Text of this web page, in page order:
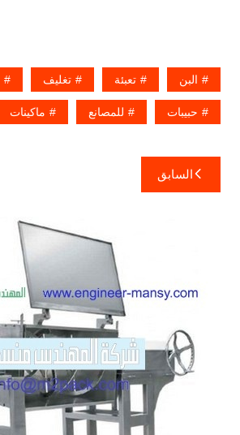
البن تعبئة تغليف
حبيبات للمصانع ماكينات
تصفّح
المقالات
السابق